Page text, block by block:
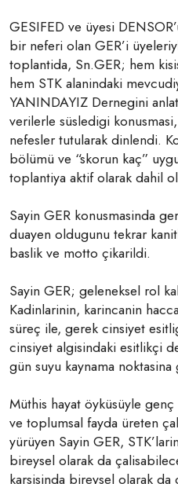
GESIFED ve üyesi
bir neferi olan GER’i
toplantida, Sn.GER; hem
hem STK alanindaki
YANINDAYIZ Dernegini
verilerle süsledigi
nefesler tutularak dinlendi.
bölümü ve “skorun kaç”
toplantiya aktif olarak dahil
Sayin GER konusmasinda
duayen oldugunu tekrar
baslik ve motto çikarildi.
Sayin GER; geleneksel rol
Kadinlarinin, karincanin
süreç ile, gerek cinsiyet
cinsiyet algisindaki esitlikçi
gün suyu kaynama
Müthis hayat öyküsüyle
ve toplumsal fayda üreten
yürüyen Sayin GER,
bireysel olarak da
karsisinda bireysel olarak